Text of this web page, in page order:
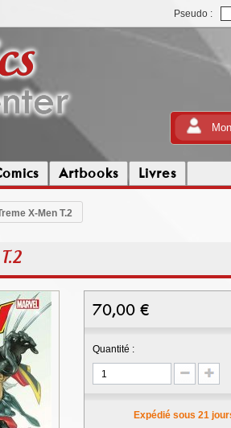
Pseudo :
Artbooks Livres
X-Men T.2
70,00 €
Quantité :
Expédié sous 21